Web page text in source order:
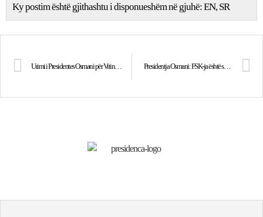
Ky postim është gjithashtu i disponueshëm në gjuhë:EN SR
Urimi i Presidentes Osmani për Vitin e Ri 2025 Presidentja Osmani: FSK-ja është shembull i guximit dhe mbrojtjes së Republikës dhe vlerave tona shtetërore